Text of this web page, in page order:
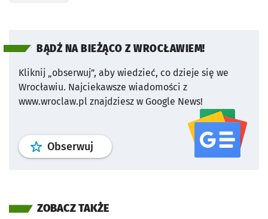
BĄDŹ NA BIEŻĄCO Z WROCŁAWIEM!
Kliknij „obserwuj”, aby wiedzieć, co dzieje się we
Wrocławiu. Najciekawsze wiadomości z
www.wroclaw.pl znajdziesz w Google News!
Obserwuj profil serwisu
ZOBACZ TAKŻE